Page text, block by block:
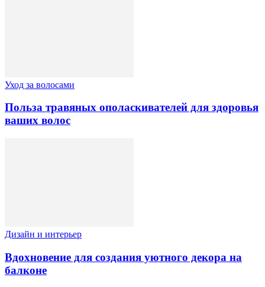
Уход за волосами
Польза травяных ополаскивателей для здоровья
ваших волос
Дизайн и интерьер
Вдохновение для создания уютного декора на
балконе